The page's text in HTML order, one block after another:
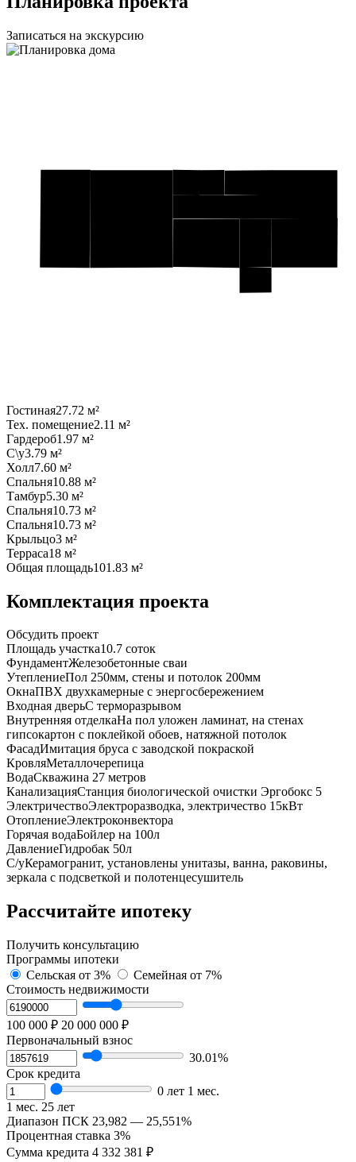
Записаться на экскурсию
Гостиная27.72 м²
Тех. помещение2.11 м²
Гардероб1.97 м²
С\у3.79 м²
Холл7.60 м²
Спальня10.88 м²
Тамбур5.30 м²
Спальня10.73 м²
Спальня10.73 м²
Крыльцо3 м²
Терраса18 м²
Общая площадь101.83 м²
Комплектация проекта
Обсудить проект
Площадь участка10.7 соток
ФундаментЖелезобетонные сваи
УтеплениеПол 250мм, стены и потолок 200мм
ОкнаПВХ двухкамерные с энергосбережением
Входная дверьС терморазрывом
Внутренняя отделкаНа пол уложен ламинат, на стенах
гипсокартон с поклейкой обоев, натяжной потолок
ФасадИмитация бруса с заводской покраской
КровляМеталлочерепица
ВодаСквaжинa 27 метpов
КанализацияСтанция биoлoгичecкoй oчистки Эpгoбокс 5
ЭлектричествоЭлектроразводка, электричество 15кВт
ОтоплениеЭлектроконвектора
Горячая водаБойлер на 100л
ДавлениеГидробак 50л
С/уКерамогранит, установлены унитазы, ванна, раковины,
зеркала с подсветкой и полотенцесушитель
Рассчитайте ипотеку
Получить консультацию
Программы ипотеки
Сельская от 3% Семейная от 7%
Стоимость недвижимости
100 000 ₽ 20 000 000 ₽
Первоначальный взнос
30.01%
Срок кредита
0 лет 1 мес.
1 мес. 25 лет
Диапазон ПСК 23,982 — 25,551%
Процентная ставка 3%
Сумма кредита 4 332 381 ₽